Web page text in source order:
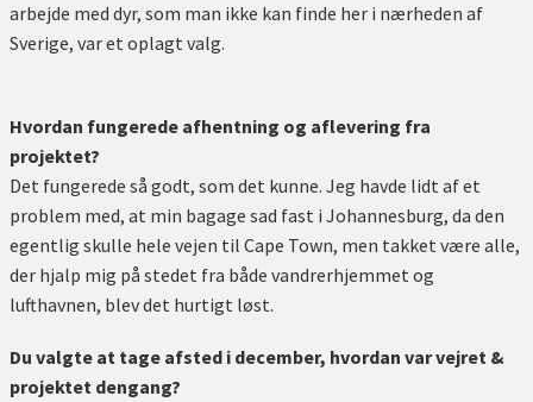
arbejde med dyr, som man ikke kan finde her i nærheden af
Sverige, var et oplagt valg.
Hvordan fungerede afhentning og aflevering fra
projektet?
Det fungerede så godt, som det kunne. Jeg havde lidt af et
problem med, at min bagage sad fast i Johannesburg, da den
egentlig skulle hele vejen til Cape Town, men takket være alle,
der hjalp mig på stedet fra både vandrerhjemmet og
lufthavnen, blev det hurtigt løst.
Du valgte at tage afsted i december, hvordan var vejret &
projektet dengang?